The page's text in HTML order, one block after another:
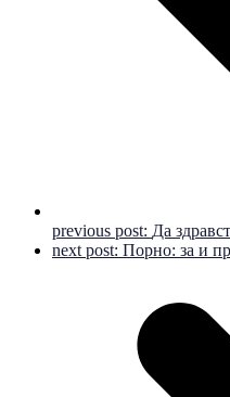
previous post: Да
next post: Порно: за и